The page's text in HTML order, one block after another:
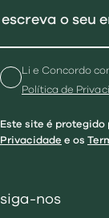
Li e Concordo
Política de
Este site é protegido
Privacidade e os
siga-nos